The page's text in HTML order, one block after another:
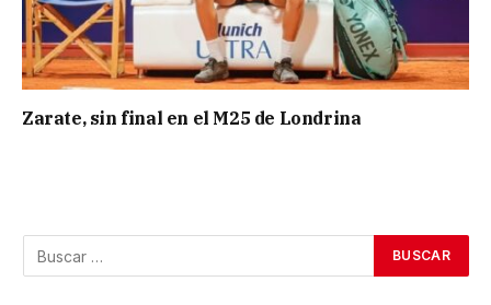
Zarate, sin final en el M25 de Londrina